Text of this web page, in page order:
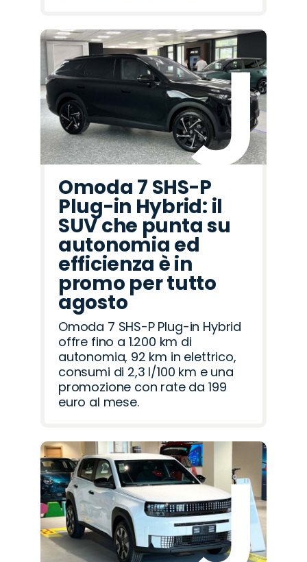
Omoda 7 SHS-P
Plug-in Hybrid: il
SUV che punta su
autonomia ed
efficienza è in
promo per tutto
agosto
Omoda 7 SHS-P Plug-in Hybrid
offre fino a 1.200 km di
autonomia, 92 km in elettrico,
consumi di 2,3 l/100 km e una
promozione con rate da 199
euro al mese.